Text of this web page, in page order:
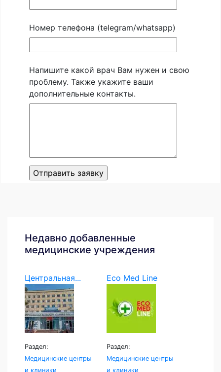
Номер телефона (telegram/whatsapp)
Напишите какой врач Вам нужен и свою
проблему. Также укажите ваши
дополнительные контакты.
Недавно добавленные
медицинские учреждения
Центральная...
Раздел:
Медицинские центры
и клиники
Eco Med Line
Раздел:
Медицинские центры
и клиники